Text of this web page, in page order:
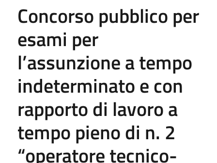
Concorso pubblico per
esami per
l’assunzione a tempo
indeterminato e con
rapporto di lavoro a
tempo pieno di n. 2
“operatore tecnico-